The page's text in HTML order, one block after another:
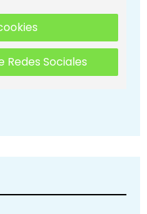
Sociales